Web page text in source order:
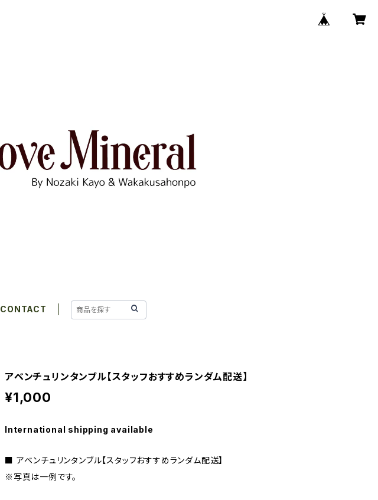
CONTACT
アベンチュリンタンブル【スタッフおすすめランダム配送】
¥1,000
International shipping available
■ アベンチュリンタンブル【スタッフおすすめランダム配送】
※写真は一例です。